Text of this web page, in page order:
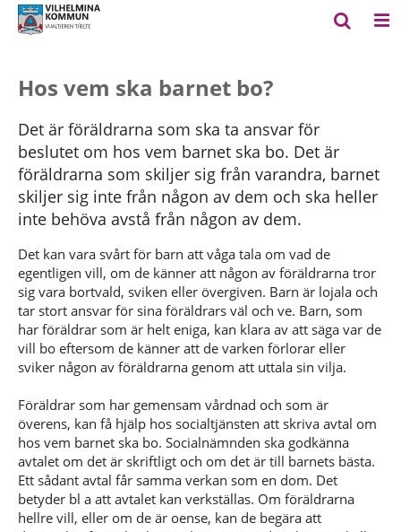
Hos vem ska barnet bo?
Det är föräldrarna som ska ta ansvar för
beslutet om hos vem barnet ska bo. Det är
föräldrarna som skiljer sig från varandra, barnet
skiljer sig inte från någon av dem och ska heller
inte behöva avstå från någon av dem.
Det kan vara svårt för barn att våga tala om vad de
egentligen vill, om de känner att någon av föräldrarna tror
sig vara bortvald, sviken eller övergiven. Barn är lojala och
tar stort ansvar för sina föräldrars väl och ve. Barn, som
har föräldrar som är helt eniga, kan klara av att säga var de
vill bo eftersom de känner att de varken förlorar eller
sviker någon av föräldrarna genom att uttala sin vilja.
Föräldrar som har gemensam vårdnad och som är
överens, kan få hjälp hos socialtjänsten att skriva avtal om
hos vem barnet ska bo. Socialnämnden ska godkänna
avtalet om det är skriftligt och om det är till barnets bästa.
Ett sådant avtal får samma verkan som en dom. Det
betyder bl a att avtalet kan verkställas. Om föräldrarna
hellre vill, eller om de är oense, kan de begära att